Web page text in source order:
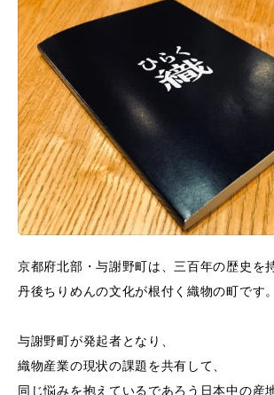
京都府北部・与謝野町は、三百年の歴史を
丹後ちりめんの文化が根付く織物の町です。
与謝野町が発起者となり、
織物産業の現状の課題を共有して、
同じ悩みを抱えているであろう日本中の産